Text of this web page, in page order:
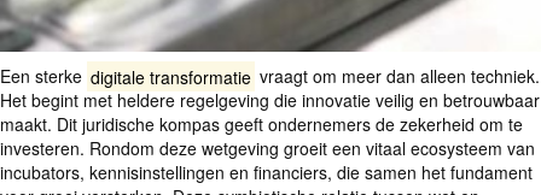
Een sterke digitale transformatie vraagt om meer dan alleen techniek.
Het begint met heldere regelgeving die innovatie veilig en betrouwbaar
maakt. Dit juridische kompas geeft ondernemers de zekerheid om te
investeren. Rondom deze wetgeving groeit een vitaal ecosysteem van
incubators, kennisinstellingen en financiers, die samen het fundament